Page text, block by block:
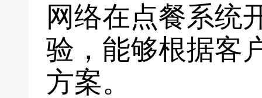
网络在点餐系统
验，能够根据客
方案。